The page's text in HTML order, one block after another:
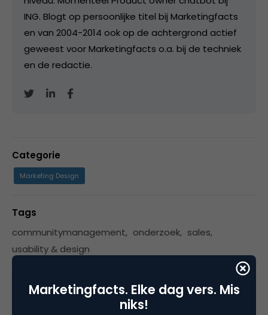
ING. Blogt op persoonlijke titel bij Marketingfacts
en van 2004-2014 ook op de achtergrond actief
geweest voor Marketingfacts o.a. bij de techniek
en de redactie.
Categorie
Marketing Design
Tags
communitymanagement, onderzoek, sales,
usability & design
Marketingfacts. Elke dag vers. Mis
niks!